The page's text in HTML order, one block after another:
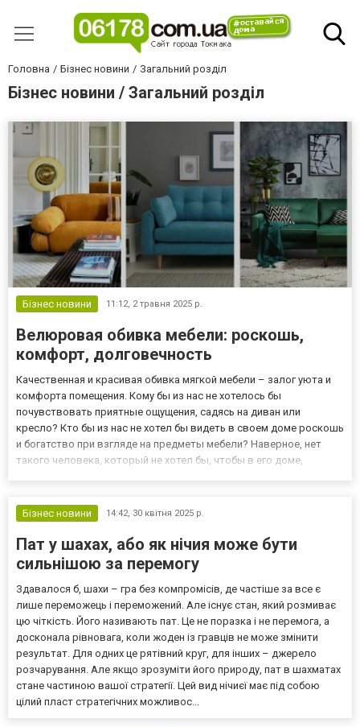
Головна Бізнес новини Загальний розділ
Бізнес новини / Загальний розділ
Бізнес новини 11:12, 2 травня 2025 р.
Велюровая обивка мебели: роскошь,
комфорт, долговечность
Качественная и красивая обивка мягкой мебели – залог уюта и
комфорта помещения. Кому бы из нас не хотелось бы
почувствовать приятные ощущения, садясь на диван или
кресло? Кто бы из нас не хотел бы видеть в своем доме роскошь
и богатство при взгляде на предметы мебели? Наверное, нет
такого человека, который не хотел бы, чтобы в его доме,
меб...
Бізнес новини 14:42, 30 квітня 2025 р.
Пат у шахах, або як нічия може бути
сильнішою за перемогу
Здавалося б, шахи – гра без компромісів, де частіше за все є
лише переможець і переможений. Але існує стан, який розмиває
цю чіткість. Його називають пат. Це не поразка і не перемога, а
досконала рівновага, коли жоден із гравців не може змінити
результат. Для одних це рятівний круг, для інших – джерело
розчарування. Але якщо зрозуміти його природу, пат в шахматах
стане частиною вашої стратегії. Цей вид нічиєї має під собою
цілий пласт стратегічних можливос...